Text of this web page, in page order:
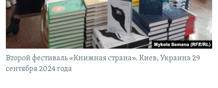
Второй фестиваль «Книжная страна». Киев, Украина 29
сентября 2024 года